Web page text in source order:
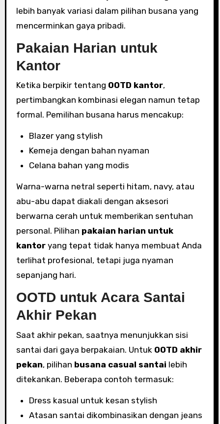
lebih banyak variasi dalam pilihan busana yang
mencerminkan gaya pribadi.
Pakaian Harian untuk
Kantor
Ketika berpikir tentang OOTD kantor,
pertimbangkan kombinasi elegan namun tetap
formal. Pemilihan busana harus mencakup:
Blazer yang stylish
Kemeja dengan bahan nyaman
Celana bahan yang modis
Warna-warna netral seperti hitam, navy, atau
abu-abu dapat diakali dengan aksesori
berwarna cerah untuk memberikan sentuhan
personal. Pilihan pakaian harian untuk
kantoryang tepat tidak hanya membuat Anda
terlihat profesional, tetapi juga nyaman
sepanjang hari.
OOTD untuk Acara Santai
Akhir Pekan
Saat akhir pekan, saatnya menunjukkan sisi
santai dari gaya berpakaian. Untuk OOTD akhir
pekan, pilihan busana casual santai lebih
ditekankan. Beberapa contoh termasuk:
Dress kasual untuk kesan stylish
Atasan santai dikombinasikan dengan jeans